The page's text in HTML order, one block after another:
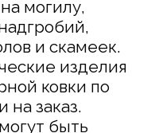
могилу,
и скамеек.
изделия
ковки по
на заказ.
быть